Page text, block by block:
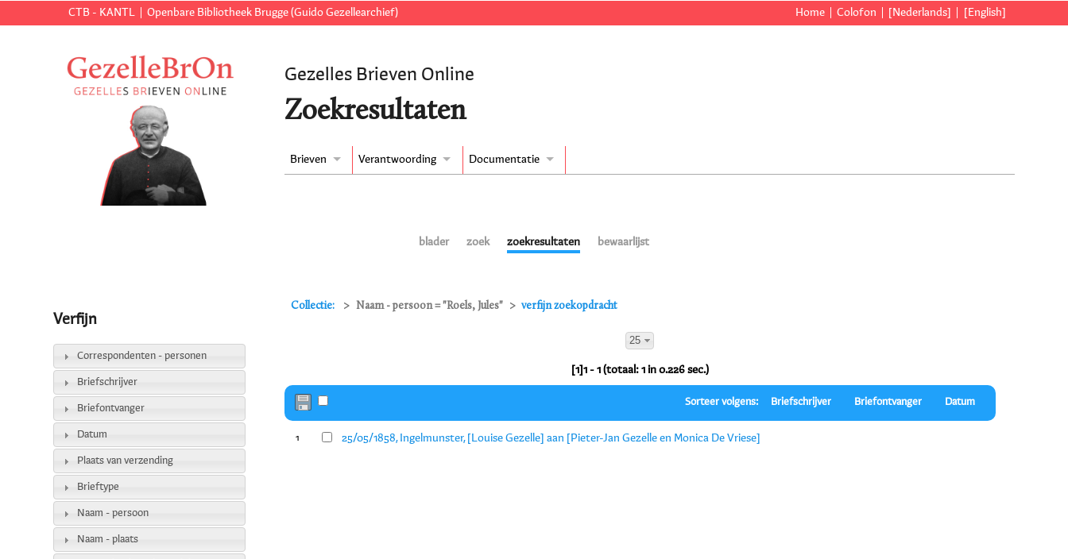
CTB - KANTL Openbare Bibliotheek Brugge (Guido Gezellearchief) Home Colofon [Nederlands] [English]
Gezelles Brieven Online
Zoekresultaten
Brieven Verantwoording Documentatie
blader zoek zoekresultaten bewaarlijst
Collectie: Naam - persoon = "Roels, Jules" verfijn zoekopdracht
25
[1]1 - 1 (totaal: 1 in 0.226 sec.)
Sorteer volgens: Briefschrijver Briefontvanger Datum
1 25/05/1858, Ingelmunster, [Louise Gezelle] aan [Pieter-Jan Gezelle en Monica De Vriese]
Verfijn
Correspondenten - personen
Briefschrijver
Briefontvanger
Datum
Plaats van verzending
Brieftype
Naam - persoon
Naam - plaats